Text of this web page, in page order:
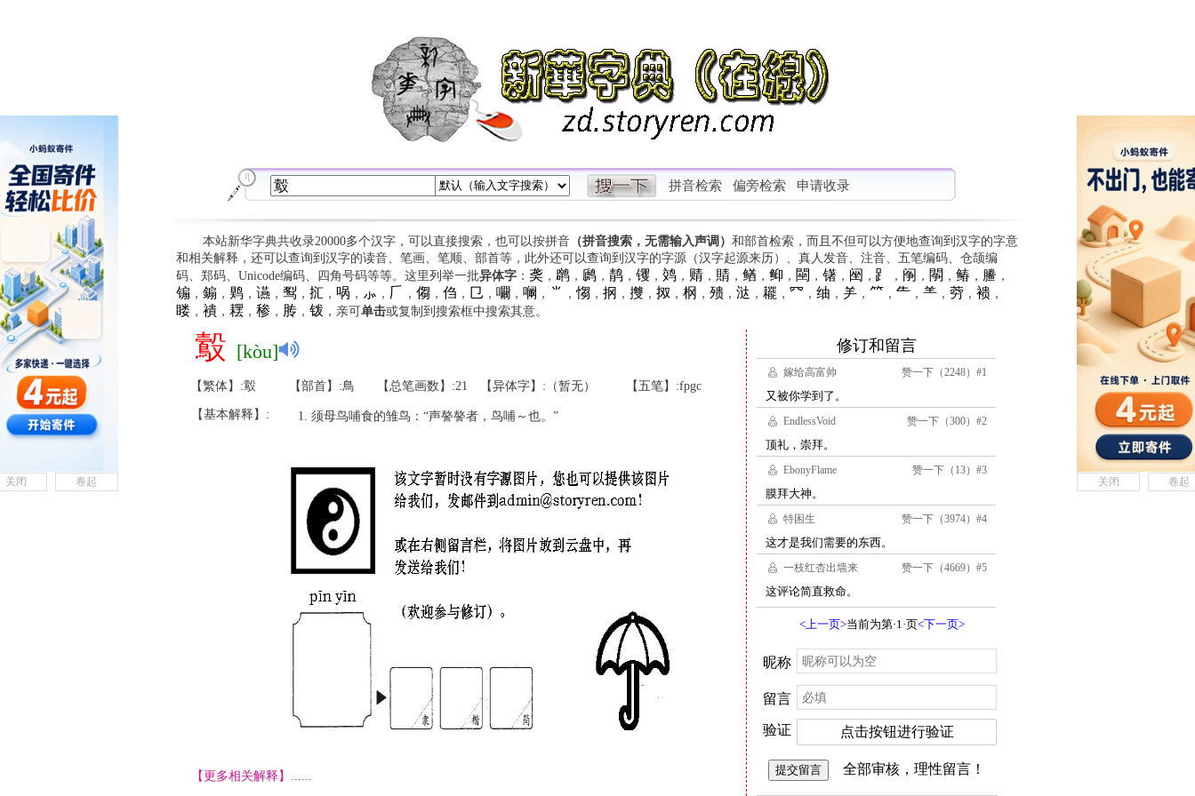
拼音检索 偏旁检索 申请收录
本站新华字典共收录20000多个汉字，可以直接搜索，也可以按拼音（拼音搜索，无需输入声调） 和部首检索，而且不但可以方便地查询到汉字的字意
和相关解释，还可以查询到汉字的读音、笔画、笔顺、部首等，此外还可以查询到汉字的字源（汉字起源来历）、真人发音、注音、五笔编码、仓颉编
码、郑码、Unicode编码、四角号码等等。这里列举一批异体字： 䶮 ， 䴙， 䴘， 䴖， 䦆， 䴔， 䞍， 䝼， 䲡 ， 䲟 ， 䦟 ， 䦃， 䦷 ， ⻊ ， 䦶 ， 䦛 ， 䲠 ， 䲢 ，
䦂 ， 䥇 ， 䴗， 䜩， 䴕， 㧟 ， 㖞 ， ⺗ ， 𠂆 ， 㑳 ， 㑇 ， 㔾 ， 㘚 ， 㘎 ， ⺌ ， 㥮 ， 㧏 ， 㩳， 㧐 ， 㭎 ， 㱮， 㳠 ， 䎱 ， ⺳ ， 䌷 ， ⺶， ⺮ ， ⺧， ⺷， 䓖， 䙌，
䁖， 䙡， 䎬 ， 䅟， 䏝， 䥽，亲可单击或复制到搜索框中搜索其意。
鷇 [kòu]
【繁体】:鷇 【部首】:鳥 【总笔画数】:21 【异体字】:（暂无） 【五笔】:fpgc
【基本解释】: 须母鸟哺食的雏鸟：“声謷謷者，鸟哺～也。”
【更多相关解释】......
关闭 卷起 关闭 卷起